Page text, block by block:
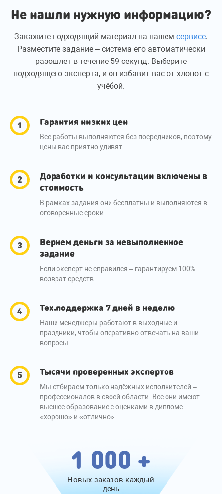
Не нашли нужную информацию?
Закажите подходящий материал на нашем сервисе.
Разместите задание – система его автоматически
разошлет в течение 59 секунд. Выберите
подходящего эксперта, и он избавит вас от хлопот с
учёбой.
Гарантия низких цен
Все работы выполняются без посредников, поэтому
цены вас приятно удивят.
Доработки и консультации включены в
стоимость
В рамках задания они бесплатны и выполняются в
оговоренные сроки.
Вернем деньги за невыполненное
задание
Если эксперт не справился – гарантируем 100%
возврат средств.
Тех.поддержка 7 дней в неделю
Наши менеджеры работают в выходные и
праздники, чтобы оперативно отвечать на ваши
вопросы.
Тысячи проверенных экспертов
Мы отбираем только надёжных исполнителей –
профессионалов в своей области. Все они имеют
высшее образование с оценками в дипломе
«хорошо» и «отлично».
1 000 +
Новых заказов каждый
день